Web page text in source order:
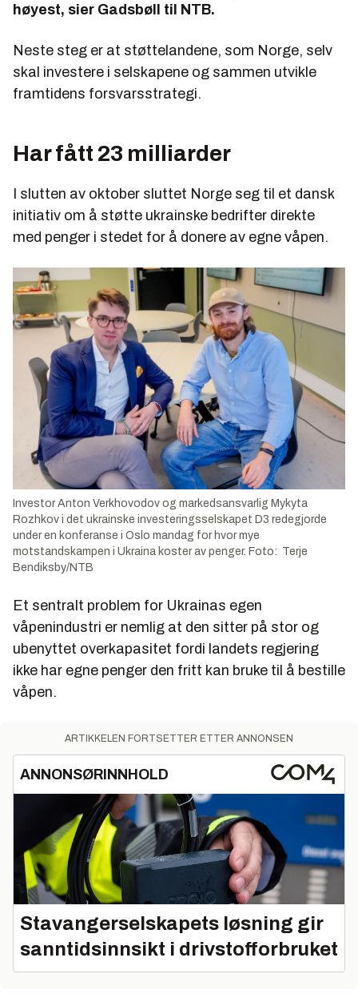
høyest, sier Gadsbøll til NTB.
Neste steg er at støttelandene, som Norge, selv
skal investere i selskapene og sammen utvikle
framtidens forsvarsstrategi.
Har fått 23 milliarder
I slutten av oktober sluttet Norge seg til et dansk
initiativ om å støtte ukrainske bedrifter direkte
med penger i stedet for å donere av egne våpen.
Investor Anton Verkhovodov og markedsansvarlig Mykyta
Rozhkov i det ukrainske investeringsselskapet D3 redegjorde
under en konferanse i Oslo mandag for hvor mye
motstandskampen i Ukraina koster av penger. Foto: Terje
Bendiksby/NTB
Et sentralt problem for Ukrainas egen
våpenindustri er nemlig at den sitter på stor og
ubenyttet overkapasitet fordi landets regjering
ikke har egne penger den fritt kan bruke til å bestille
våpen.
ARTIKKELEN FORTSETTER ETTER ANNONSEN
ANNONSØRINNHOLD
Stavangerselskapets løsning gir
sanntidsinnsikt i drivstofforbruket